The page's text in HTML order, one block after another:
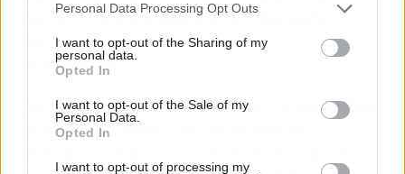
Personal Data Processing Opt Outs
I want to opt-out of the Sharing of my
personal data.
Opted In
I want to opt-out of the Sale of my
Personal Data.
Opted In
I want to opt-out of processing my
azúcares, respondiendo a una demanda
creciente de opciones más sanas y
equilibradas.
Con su Gama Zero sin Azúcares, Gullón no solo
ofrece una variedad de presentaciones,